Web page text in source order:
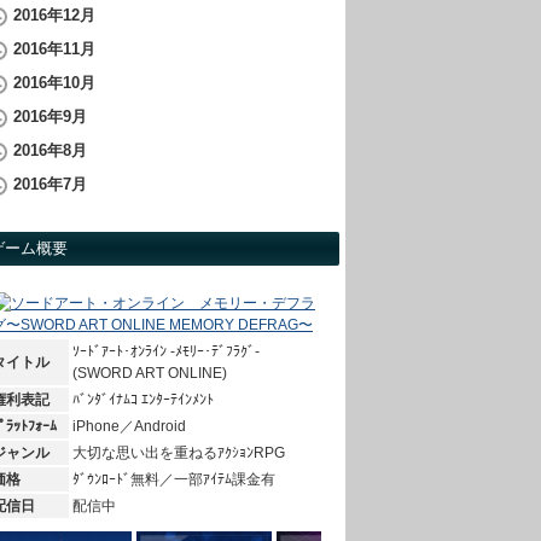
2016年12月
2016年11月
2016年10月
2016年9月
2016年8月
2016年7月
ーム概要
イトル
ｿｰﾄﾞｱｰﾄ･ｵﾝﾗｲﾝ -ﾒﾓﾘｰ･ﾃﾞﾌﾗｸﾞ-
(SWORD ART ONLINE)
利表記
ﾊﾞﾝﾀﾞｲﾅﾑｺ ｴﾝﾀｰﾃｲﾝﾒﾝﾄ
ﾗｯﾄﾌｫｰﾑ
iPhone／Android
ャンル
大切な思い出を重ねるｱｸｼｮﾝRPG
格
ﾀﾞｳﾝﾛｰﾄﾞ無料／一部ｱｲﾃﾑ課金有
信日
配信中